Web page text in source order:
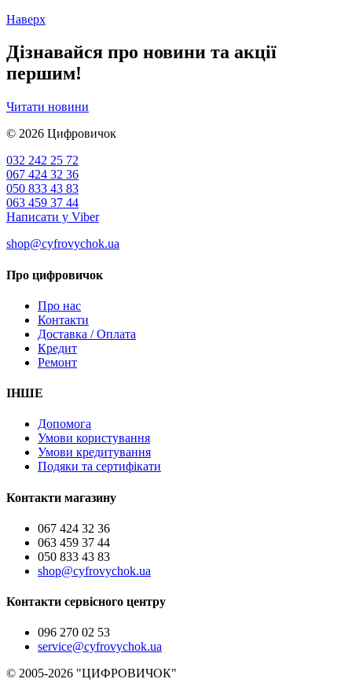
Наверх
Дізнавайся про новини та акції
першим!
Читати новини
© 2026 Цифровичок
032 242 25 72
067 424 32 36
050 833 43 83
063 459 37 44
Написати у Viber
shop@cyfrovychok.ua
Про цифровичок
Про нас
Контакти
Доставка / Оплата
Кредит
Ремонт
ІНШЕ
Допомога
Умови користування
Умови кредитування
Подяки та сертифікати
Контакти магазину
067 424 32 36
063 459 37 44
050 833 43 83
shop@cyfrovychok.ua
Контакти сервісного центру
096 270 02 53
service@cyfrovychok.ua
© 2005-2026 "ЦИФРОВИЧОК"